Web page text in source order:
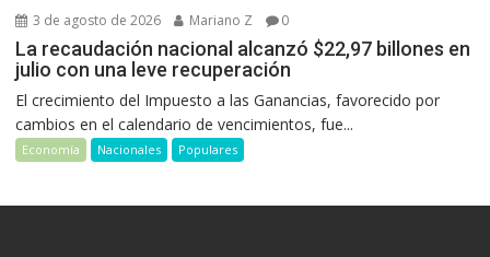
3 de agosto de 2026 Mariano Z 0
La recaudación nacional alcanzó $22,97 billones en
julio con una leve recuperación
El crecimiento del Impuesto a las Ganancias, favorecido por
cambios en el calendario de vencimientos, fue...
Economía Nacionales Populares